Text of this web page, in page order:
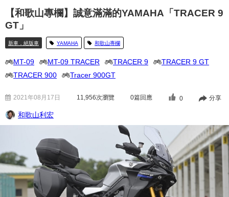
【和歌山專欄】誠意滿滿的YAMAHA「TRACER 9
GT」
新車．絕版車 YAMAHA 和歌山專欄
MT-09 MT-09 TRACER TRACER 9
TRACER 9 GT
TRACER 900
Tracer 900GT
2021年08月17日 11,956次瀏覽 0篇回應 0 分享
和歌山利宏